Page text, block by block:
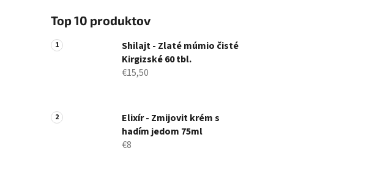
Top 10 produktov
Shilajt - Zlaté múmio čisté
Kirgizské 60 tbl.
€15,50
Elixír - Zmijovit krém s
hadím jedom 75ml
€8